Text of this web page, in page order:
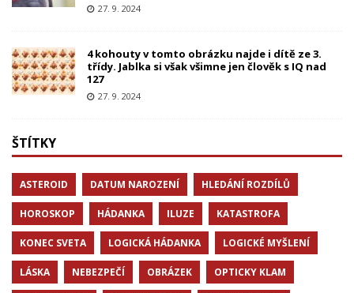
27. 9. 2024
4 kohouty v tomto obrázku najde i dítě ze 3.
třídy. Jablka si však všimne jen člověk s IQ nad
127
27. 9. 2024
ŠTÍTKY
ASTEROID DATUM NAROZENÍ HLEDÁNÍ ROZDÍLŮ
HOROSKOP HÁDANKA ILUZE KATASTROFA
KONEC SVETA LOGICKÁ HÁDANKA LOGICKÉ MYŠLENÍ
LÁSKA NEBEZPEČÍ OBRÁZEK OPTICKY KLAM